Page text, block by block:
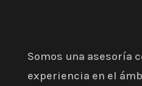
Somos una asesoría
experiencia en el